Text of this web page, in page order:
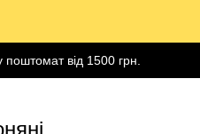
від 1500 грн.